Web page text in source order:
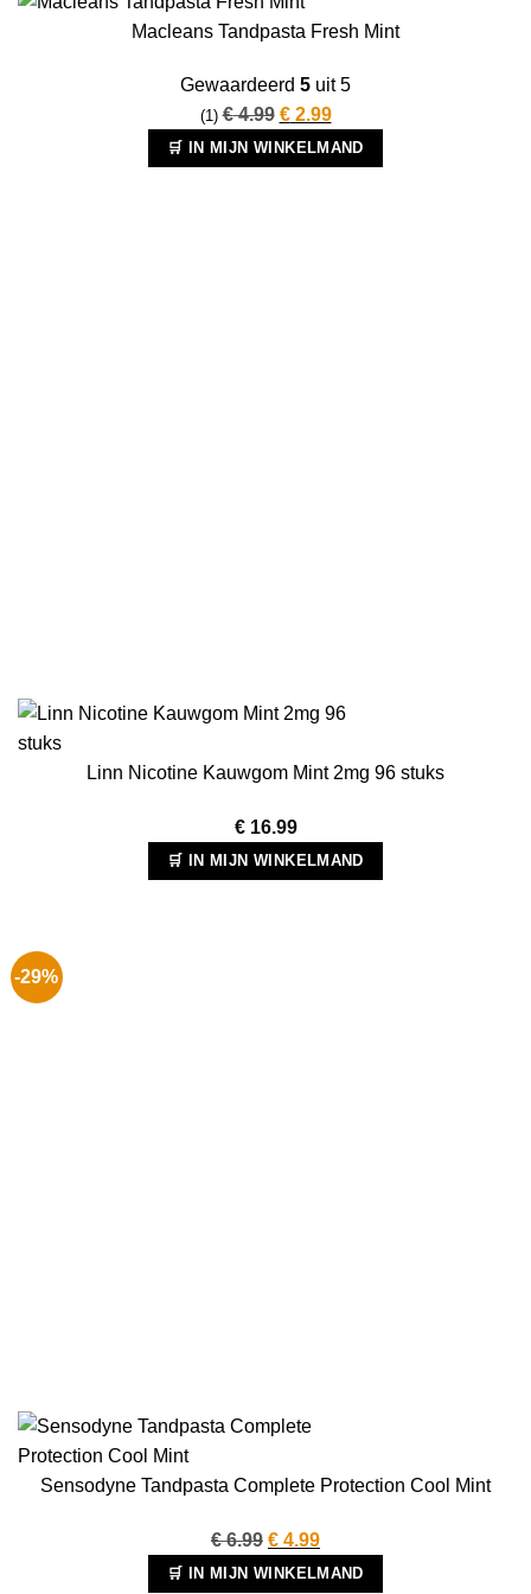
Macleans Tandpasta Fresh Mint
Gewaardeerd 5 uit 5
(1) €4.99 Oorspronkelijke
prijs
was:
€2.99Huidige
prijs
is:
🛒 IN MIJN WINKELMAND
Linn Nicotine Kauwgom Mint 2mg 96 stuks
€16.99
🛒 IN MIJN WINKELMAND
-29%
Sensodyne Tandpasta Complete Protection Cool Mint
€6.99 Oorspronkelijke
prijs
€ 4.99Huidige
prijs
🛒 IN MIJN WINKELMAND